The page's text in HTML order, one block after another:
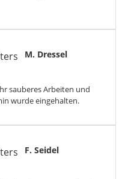
M. Dressel
sauberes Arbeiten und
wurde eingehalten.
F. Seidel